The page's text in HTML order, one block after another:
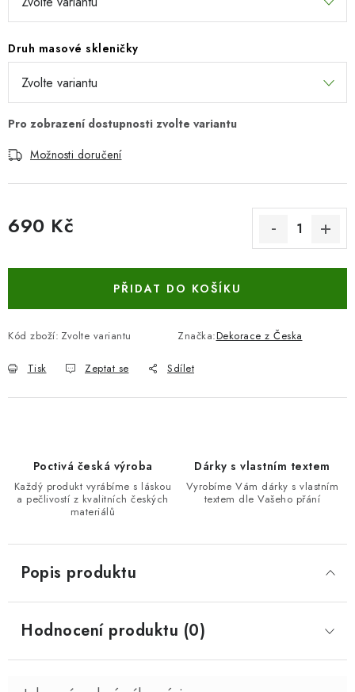
Druh masové skleničky
Možnosti doručení
690 Kč
PŘIDAT DO KOŠÍKU
Kód zboží: Zvolte variantu Značka:Dekorace z Česka
Tisk Zeptat se Sdílet
Poctivá česká výroba
Každý produkt vyrábíme s láskou
a pečlivostí z kvalitních českých
materiálů
Dárky s vlastním textem
Vyrobíme Vám dárky s vlastním
textem dle Vašeho přání
Popis produktu
Hodnocení produktu (0)